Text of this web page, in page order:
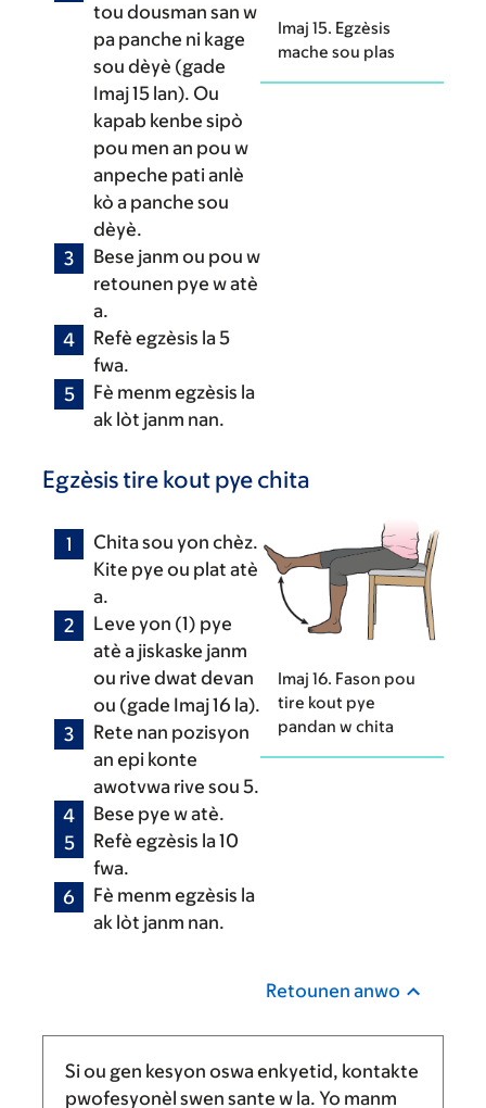
Imaj 15. Egzèsis
mache sou plas
tou dousman san w
pa panche ni kage
sou dèyè (gade
Imaj 15 lan). Ou
kapab kenbe sipò
pou men an pou w
anpeche pati anlè
kò a panche sou
dèyè.
Bese janm ou pou w
retounen pye w atè
a.
Refè egzèsis la 5
fwa.
Fè menm egzèsis la
ak lòt janm nan.
Egzèsis tire kout pye chita
Imaj 16. Fason pou
tire kout pye
pandan w chita
Chita sou yon chèz.
Kite pye ou plat atè
a.
Leve yon (1) pye
atè a jiskaske janm
ou rive dwat devan
ou (gade Imaj 16 la).
Rete nan pozisyon
an epi konte
awotvwa rive sou 5.
Bese pye w atè.
Refè egzèsis la 10
fwa.
Fè menm egzèsis la
ak lòt janm nan.
Retounen anwo
Si ou gen kesyon oswa enkyetid, kontakte
pwofesyonèl swen sante w la. Yo manm